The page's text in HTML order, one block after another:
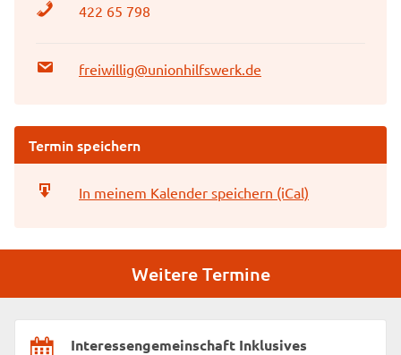
422 65 798
freiwillig@unionhilfswerk.de
Termin speichern
In meinem Kalender speichern (iCal)
Weitere Termine
Interessengemeinschaft Inklusives